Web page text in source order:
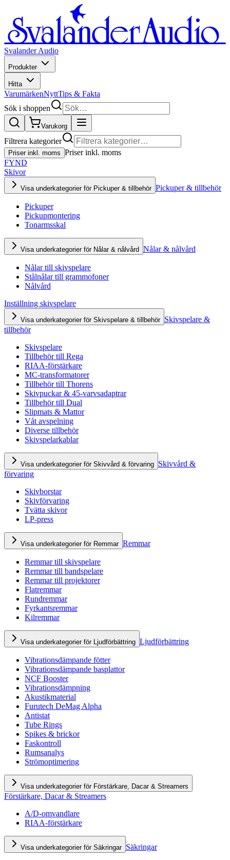
Svalander Audio
Produkter
Hitta
VarumärkenNyttTips & Fakta
Sök i shoppen
Varukorg
Filtrera kategorier
Priser inkl. moms Priser inkl. moms
FYND
Skivor
Visa underkategorier för Pickuper & tillbehör Pickuper & tillbehör
Pickuper
Pickupmontering
Tonarmsskal
Visa underkategorier för Nålar & nålvård Nålar & nålvård
Nålar till skivspelare
Stålnålar till grammofoner
Nålvård
Inställning skivspelare
Visa underkategorier för Skivspelare & tillbehör Skivspelare &
tillbehör
Skivspelare
Tillbehör till Rega
RIAA-förstärkare
MC-transformatorer
Tillbehör till Thorens
Skivpuckar & 45-varvsadaptrar
Tillbehör till Dual
Slipmats & Mattor
Våt avspelning
Diverse tillbehör
Skivspelarkablar
Visa underkategorier för Skivvård & förvaring Skivvård &
förvaring
Skivborstar
Skivförvaring
Tvätta skivor
LP-press
Visa underkategorier för Remmar Remmar
Remmar till skivspelare
Remmar till bandspelare
Remmar till projektorer
Flatremmar
Rundremmar
Fyrkantsremmar
Kilremmar
Visa underkategorier för Ljudförbättring Ljudförbättring
Vibrationsdämpande fötter
Vibrationsdämpande basplattor
NCF Booster
Vibrationsdämpning
Akustikmaterial
Furutech DeMag Alpha
Antistat
Tube Rings
Spikes & brickor
Faskontroll
Rumsanalys
Strömoptimering
Visa underkategorier för Förstärkare, Dacar & Streamers
Förstärkare, Dacar & Streamers
A/D-omvandlare
RIAA-förstärkare
Visa underkategorier för Säkringar Säkringar